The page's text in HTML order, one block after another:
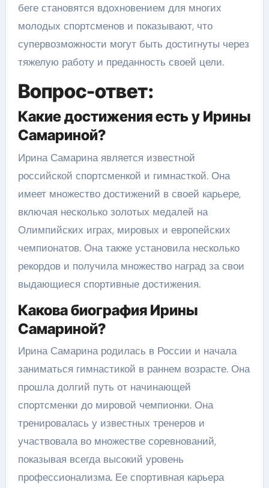
беге становятся вдохновением для многих
молодых спортсменов и показывают, что
супервозможности могут быть достигнуты через
тяжелую работу и преданность своей цели.
Вопрос-ответ:
Какие достижения есть у Ирины
Самариной?
Ирина Самарина является известной
российской спортсменкой и гимнасткой. Она
имеет множество достижений в своей карьере,
включая несколько золотых медалей на
Олимпийских играх, мировых и европейских
чемпионатов. Она также установила несколько
рекордов и получила множество наград за свои
выдающиеся спортивные достижения.
Какова биография Ирины
Самариной?
Ирина Самарина родилась в России и начала
заниматься гимнастикой в раннем возрасте. Она
прошла долгий путь от начинающей
спортсменки до мировой чемпионки. Она
тренировалась у известных тренеров и
участвовала во множестве соревнований,
показывая всегда высокий уровень
профессионализма. Ее спортивная карьера